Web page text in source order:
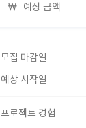
예상 금액
모집 마감일
예상 시작일
프로젝트 경험